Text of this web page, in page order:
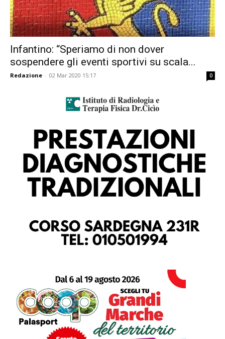
Infantino: “Speriamo di non dover
sospendere gli eventi sportivi su scala...
Redazione - 02 Mar 2020 15:17 0